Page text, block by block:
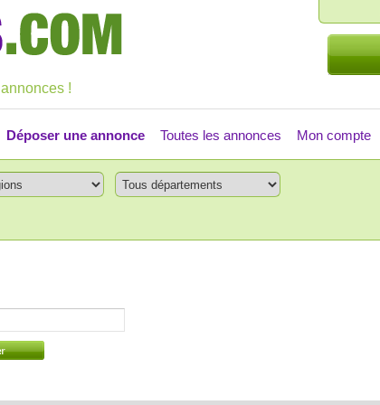
annonces !
Déposer une annonce Toutes les annonces Mon compte